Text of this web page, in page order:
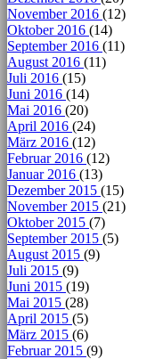
November 2016 (12)
Oktober 2016 (14)
September 2016 (11)
August 2016 (11)
Juli 2016 (15)
Juni 2016 (14)
Mai 2016 (20)
April 2016 (24)
März 2016 (12)
Februar 2016 (12)
Januar 2016 (13)
Dezember 2015 (15)
November 2015 (21)
Oktober 2015 (7)
September 2015 (5)
August 2015 (9)
Juli 2015 (9)
Juni 2015 (19)
Mai 2015 (28)
April 2015 (5)
März 2015 (6)
Februar 2015 (9)